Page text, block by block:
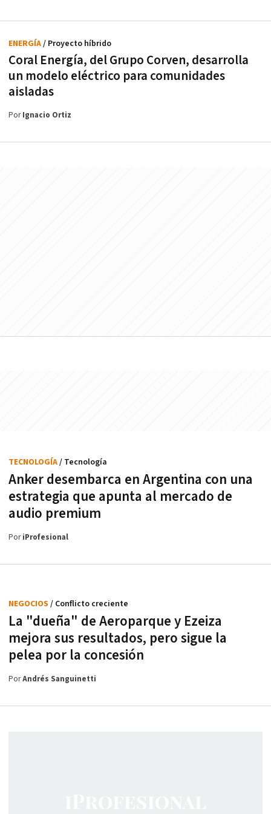
Coral Energía, del Grupo Corven, desarrolla
un modelo eléctrico para comunidades
aisladas
ENERGÍA/ Proyecto híbrido
PorIgnacio Ortiz
Anker desembarca en Argentina con una
estrategia que apunta al mercado de
audio premium
TECNOLOGÍA/ Tecnología
PoriProfesional
La "dueña" de Aeroparque y Ezeiza
mejora sus resultados, pero sigue la
pelea por la concesión
NEGOCIOS / Conflicto creciente
PorAndrés Sanguinetti